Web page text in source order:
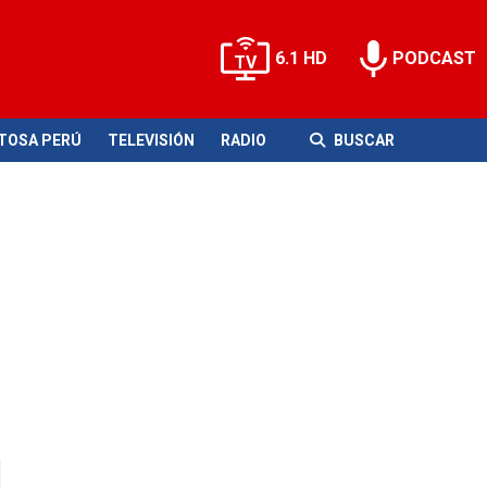
6.1 HD PODCAST
PERÚ TELEVISIÓN RADIO BUSCAR